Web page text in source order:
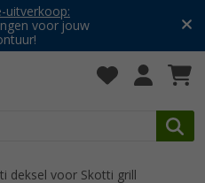
uitverkoop:
voor jouw
deksel voor Skotti grill